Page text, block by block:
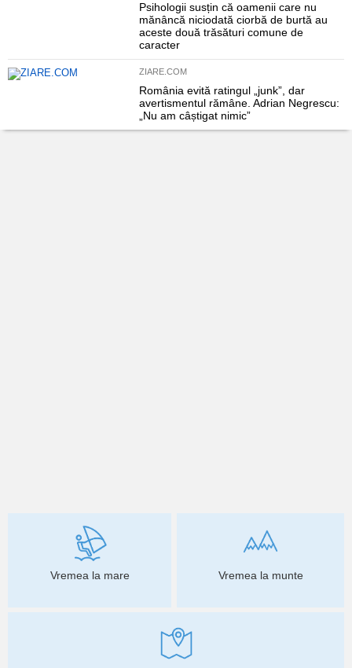
Psihologii susțin că oamenii care nu
mănâncă niciodată ciorbă de burtă au
aceste două trăsături comune de
caracter
ZIARE.COM
România evită ratingul „junk”, dar
avertismentul rămâne. Adrian Negrescu:
„Nu am câștigat nimic”
Vremea la mare Vremea la munte